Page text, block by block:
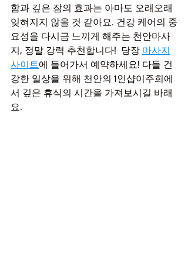
함과 깊은 잠의 효과는 아마도 오래오래
잊혀지지 않을 것 같아요. 건강 케어의 중
요성을 다시금 느끼게 해주는 천안마사
지, 정말 강력 추천합니다!  당장 마사지
사이트에 들어가서 예약하세요! 다들 건
강한 일상을 위해 천안의 1인샵이주희에
서 깊은 휴식의 시간을 가져보시길 바래
요.